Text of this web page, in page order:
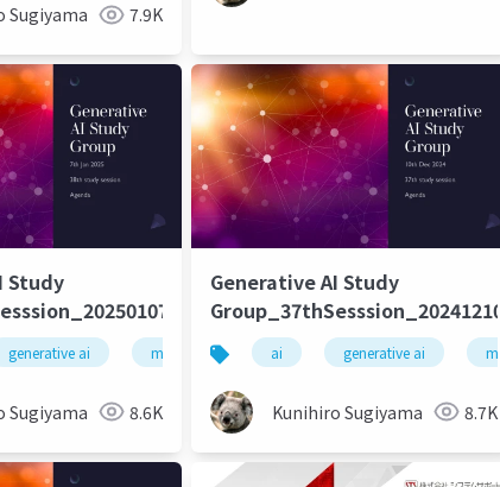
Sugiyama 7.9K
Study
generative ai machine learning deep learning
Sugiyama 8.6K
Generative AI Study
Group_37thSesssion_20241210
ai generative ai
Kunihiro Sugiyama 8.7K